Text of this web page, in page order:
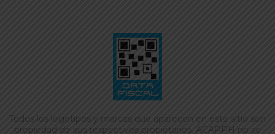
Todos los logotipos y marcas que aparecen en este sitio son
propiedad de sus respectivos propietarios. ACAPPH no se